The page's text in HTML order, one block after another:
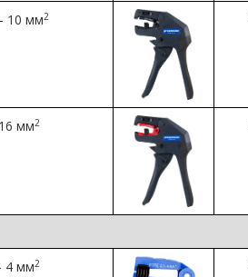
10 мм2
мм2
4 мм2